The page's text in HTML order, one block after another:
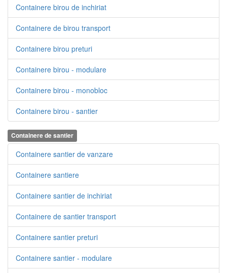
Containere birou de inchiriat
Containere de birou transport
Containere birou preturi
Containere birou - modulare
Containere birou - monobloc
Containere birou - santier
Containere de santier
Containere santier de vanzare
Containere santiere
Containere santier de inchiriat
Containere de santier transport
Containere santier preturi
Containere santier - modulare